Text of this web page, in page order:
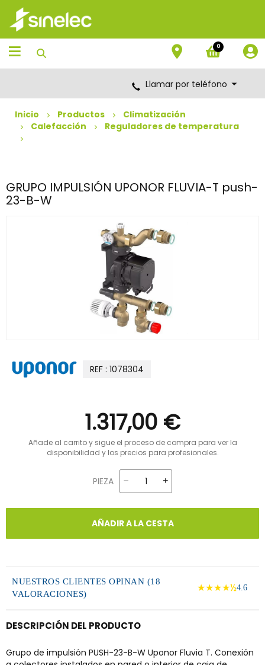
Saltar
contenido
Saltar
menú
de
navegación
0
Llamar por teléfono
Inicio Productos
Climatización
Calefacción
Reguladores de temperatura
GRUPO IMPULSIÓN UPONOR FLUVIA-T push-
23-B-W
REF : 1078304
1.317,00 €
Añade al carrito y sigue el proceso de compra para ver la
disponibilidad y los precios para profesionales.
PIEZA
AÑADIR A LA CESTA
NUESTROS CLIENTES OPINAN (18
VALORACIONES)
★★★★½4.6
DESCRIPCIÓN DEL PRODUCTO
Grupo de impulsión PUSH-23-B-W Uponor Fluvia T. Conexión